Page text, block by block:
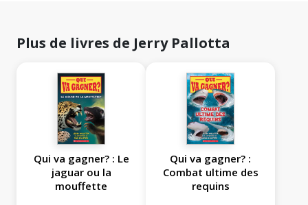
Plus de livres de Jerry Pallotta
Qui va gagner? : Le
jaguar ou la
mouffette
Qui va gagner? :
Combat ultime des
requins